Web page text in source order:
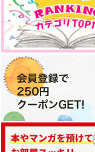
1,000 円（税込）
臼利満×赤葦京治
サンプル
作品詳細